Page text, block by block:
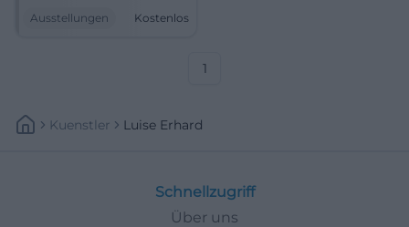
Geschichtsinteressierte,
Ausstellungen Kostenlos
1
Kuenstler Luise Erhard
Schnellzugriff
Über uns